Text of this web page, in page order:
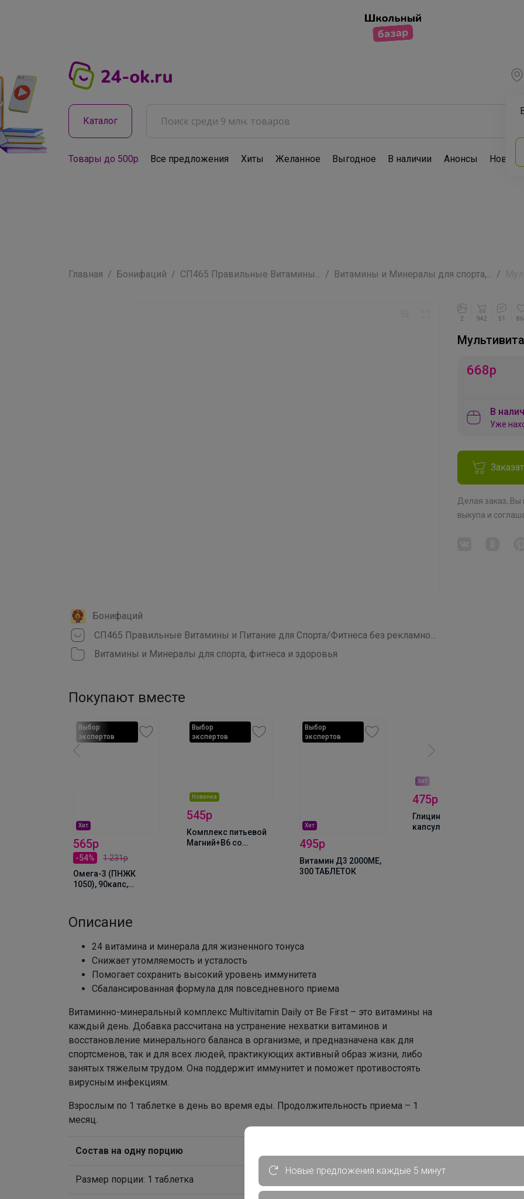
Каталог
Товары до 500р Все предложения Хиты Желанное Выгодное В наличии Анонсы Новости
Главная Бонифаций СП465 Правильные Витамины... Витамины и Минералы для спорта,...
Бонифаций
СП465 Правильные Витамины и Питание для Спорта/Фитнеса без рекламного обмана!
Витамины и Минералы для спорта, фитнеса и здоровья
Покупают вместе
Выбор
экспертов
Хит
565р
-54%
1 231р
Омега-3 (ПНЖК
1050), 90капс,
Выбор
экспертов
Новинка
545р
Комплекс питьевой
Магний+В6 со
Выбор
экспертов
Хит
495р
Витамин Д3 2000ME,
300 ТАБЛЕТОК
Хит
475р
Глицин 815 мг, 120
капсул
Описание
24 витамина и минерала для жизненного тонуса
Снижает утомляемость и усталость
Помогает сохранить высокий уровень иммунитета
Сбалансированная формула для повседневного приема
Витаминно-минеральный комплекс Multivitamin Daily от Be First – это витамины на
каждый день. Добавка рассчитана на устранение нехватки витаминов и
восстановление минерального баланса в организме, и предназначена как для
спортсменов, так и для всех людей, практикующих активный образ жизни, либо
занятых тяжелым трудом. Она поддержит иммунитет и поможет противостоять
вирусным инфекциям.
Взрослым по 1 таблетке в день во время еды. Продолжительность приема – 1
месяц.
Состав на одну порцию
Размер порции: 1 таблетка
2 942 51
668р
В
Уже
Делая заказ, Вы
выкупа и
Новые предложения каждые 5 минут